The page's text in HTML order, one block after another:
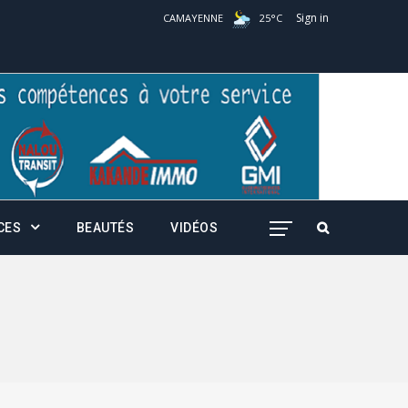
CAMAYENNE 25°C Sign in
BEAUTÉS VIDÉOS